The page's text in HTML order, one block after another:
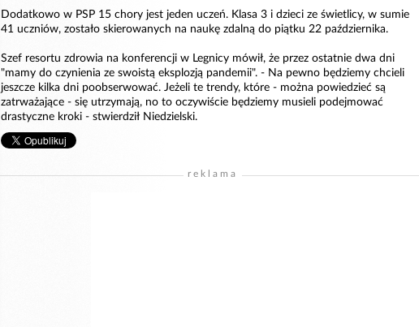
Dodatkowo w PSP 15 chory jest jeden uczeń. Klasa 3 i dzieci ze świetlicy, w sumie
41 uczniów, zostało skierowanych na naukę zdalną do piątku 22 października.
Szef resortu zdrowia na konferencji w Legnicy mówił, że przez ostatnie dwa dni
"mamy do czynienia ze swoistą eksplozją pandemii". - Na pewno będziemy chcieli
jeszcze kilka dni poobserwować. Jeżeli te trendy, które - można powiedzieć są
zatrważające - się utrzymają, no to oczywiście będziemy musieli podejmować
drastyczne kroki - stwierdził Niedzielski.
reklama